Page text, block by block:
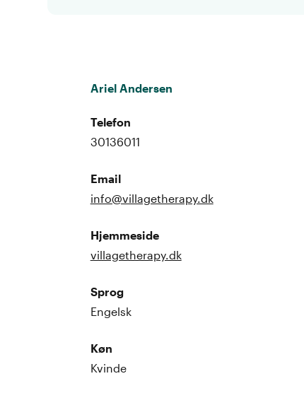
Ariel Andersen
Telefon
30136011
Email
info@villagetherapy.dk
Hjemmeside
villagetherapy.dk
Sprog
Engelsk
Køn
Kvinde